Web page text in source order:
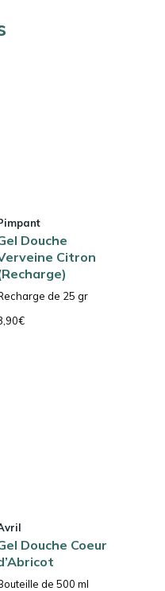
Douche
Citron
de 25 gr
€
Douche Coeur
de 500 ml